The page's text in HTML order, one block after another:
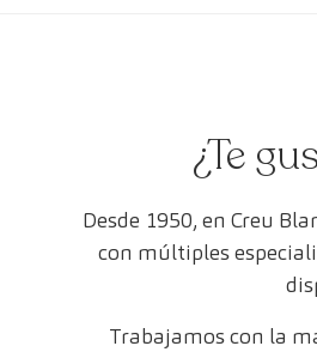
¿Te
Desde 1950, en Creu
con múltiples
Trabajamos con la